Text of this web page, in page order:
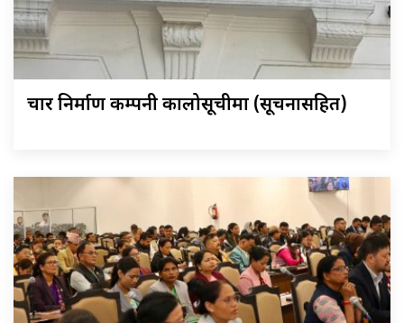
चार निर्माण कम्पनी कालोसूचीमा (सूचनासहित)